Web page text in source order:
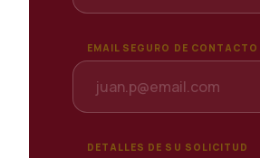
EMAIL SEGURO DE CONTACTO
DETALLES DE SU SOLICITUD